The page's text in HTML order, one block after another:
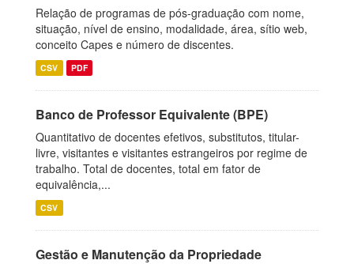
Relação de programas de pós-graduação com nome,
situação, nível de ensino, modalidade, área, sítio web,
conceito Capes e número de discentes.
CSV PDF
Banco de Professor Equivalente (BPE)
Quantitativo de docentes efetivos, substitutos, titular-
livre, visitantes e visitantes estrangeiros por regime de
trabalho. Total de docentes, total em fator de
equivalência,...
CSV
Gestão e Manutenção da Propriedade